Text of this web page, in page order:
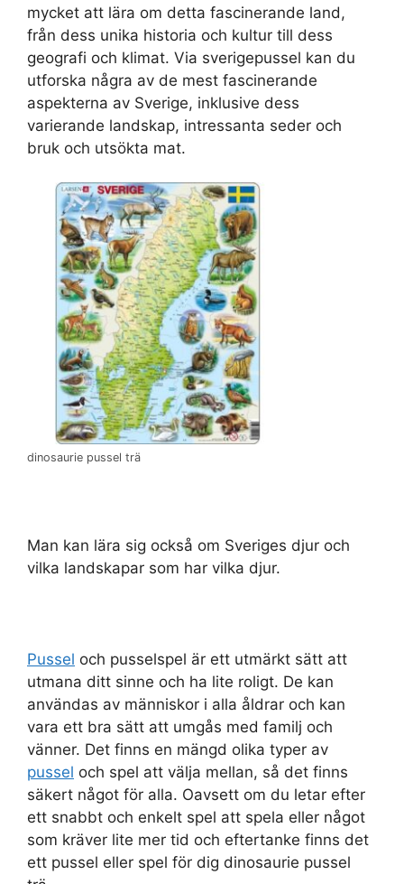
mycket att lära om detta fascinerande land,
från dess unika historia och kultur till dess
geografi och klimat. Via sverigepussel kan du
utforska några av de mest fascinerande
aspekterna av Sverige, inklusive dess
varierande landskap, intressanta seder och
bruk och utsökta mat.
dinosaurie pussel trä
Man kan lära sig också om Sveriges djur och
vilka landskapar som har vilka djur.
Pussel och pusselspel är ett utmärkt sätt att
utmana ditt sinne och ha lite roligt. De kan
användas av människor i alla åldrar och kan
vara ett bra sätt att umgås med familj och
vänner. Det finns en mängd olika typer av
pussel och spel att välja mellan, så det finns
säkert något för alla. Oavsett om du letar efter
ett snabbt och enkelt spel att spela eller något
som kräver lite mer tid och eftertanke finns det
ett pussel eller spel för dig dinosaurie pussel